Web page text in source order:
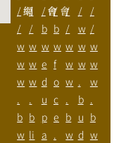
/
/
w
w
w
.
b
w
網
/
/
w
w
w
.
b
li
/
b
w
e
d
u
p
a
會
/
b
w
f
o
c
e
.
會
/
/
w
w
w
.
b
w
/
w
w
w
.
b
u
d
/
/
w
w
w
.
b
w